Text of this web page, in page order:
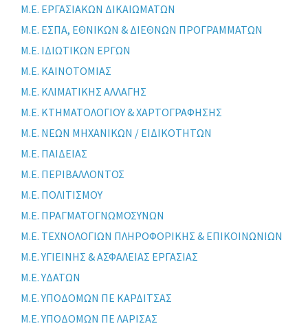
Μ.Ε. ΕΡΓΑΣΙΑΚΩΝ ΔΙΚΑΙΩΜΑΤΩΝ
Μ.Ε. ΕΣΠΑ, ΕΘΝΙΚΩΝ & ΔΙΕΘΝΩΝ ΠΡΟΓΡΑΜΜΑΤΩΝ
Μ.Ε. ΙΔΙΩΤΙΚΩΝ ΕΡΓΩΝ
Μ.Ε. ΚΑΙΝΟΤΟΜΙΑΣ
Μ.Ε. ΚΛΙΜΑΤΙΚΗΣ ΑΛΛΑΓΗΣ
Μ.Ε. ΚΤΗΜΑΤΟΛΟΓΙΟΥ & ΧΑΡΤΟΓΡΑΦΗΣΗΣ
Μ.Ε. ΝΕΩΝ ΜΗΧΑΝΙΚΩΝ / ΕΙΔΙΚΟΤΗΤΩΝ
Μ.Ε. ΠΑΙΔΕΙΑΣ
Μ.Ε. ΠΕΡΙΒΑΛΛΟΝΤΟΣ
Μ.Ε. ΠΟΛΙΤΙΣΜΟΥ
Μ.Ε. ΠΡΑΓΜΑΤΟΓΝΩΜΟΣΥΝΩΝ
Μ.Ε. ΤΕΧΝΟΛΟΓΙΩΝ ΠΛΗΡΟΦΟΡΙΚΗΣ & ΕΠΙΚΟΙΝΩΝΙΩΝ
Μ.Ε. ΥΓΙΕΙΝΗΣ & ΑΣΦΑΛΕΙΑΣ ΕΡΓΑΣΙΑΣ
Μ.Ε. ΥΔΑΤΩΝ
Μ.Ε. ΥΠΟΔΟΜΩΝ ΠΕ ΚΑΡΔΙΤΣΑΣ
Μ.Ε. ΥΠΟΔΟΜΩΝ ΠΕ ΛΑΡΙΣΑΣ